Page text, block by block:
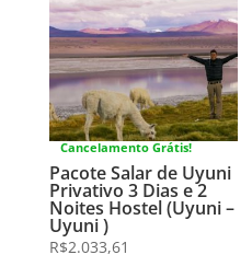
Cancelamento Grátis!
Pacote Salar de Uyuni
Privativo 3 Dias e 2
Noites Hostel (Uyuni –
Uyuni )
R$2.033,61